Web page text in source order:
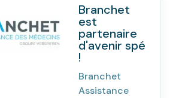
Branchet
est
partenaire
d'avenir spé
!
Branchet
Assistance